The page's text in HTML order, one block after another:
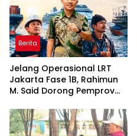
Berita
Jelang Operasional LRT
Jakarta Fase 1B, Rahimun
M. Said Dorong Pemprov
Economic Corridor
Initiative